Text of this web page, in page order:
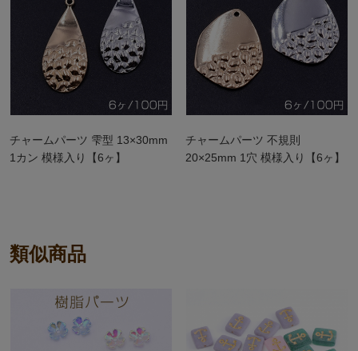
チャームパーツ 雫型 13×30mm
1カン 模様入り【6ヶ】
チャームパーツ 不規則
20×25mm 1穴 模様入り【6ヶ】
類似商品